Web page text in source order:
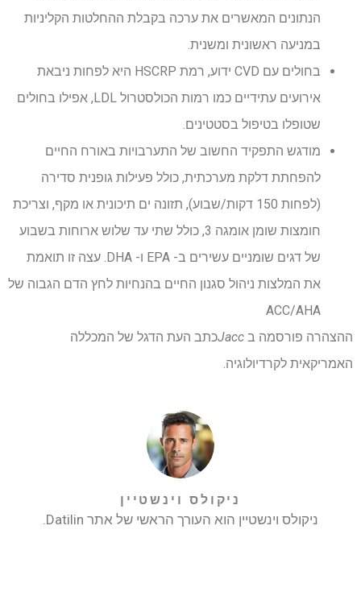
הנתונים המאשרים את ערכה בקבלת ההחלטות הקליניות
במניעה ראשונית ומשנית.
בחולים עם CVD ידוע, רמת HSCRP היא לפחות ניבאת
אירועים עתידיים כמו רמות הכולסטרול LDL, אפילו בחולים
שטופלו בטיפול בסטטינים.
מודגש התפקיד החשוב של התערבויות באורח החיים
להפחתת דלקת מערכתית, כולל פעילות גופנית סדירה
(לפחות 150 דקות/שבוע), תזונה ים תיכונית או מקף, וצריכת
חומצות שומן אומגה 3, כולל שתי עד שלוש ארוחות בשבוע
של דגים שומניים עשירים ב- EPA ו- DHA. עצה זו תואמת
את המלצות ניהול סגנון החיים בהנחיות לחץ הדם הגבוה של
ACC/AHA
ההצהרה פורסמה ב Jaccכתב העת הדגל של המכללה
האמריקאית לקרדיולוגיה.
ניקולס וינשטיין
ניקולס וינשטיין הוא העורך הראשי של אתר Datilin.